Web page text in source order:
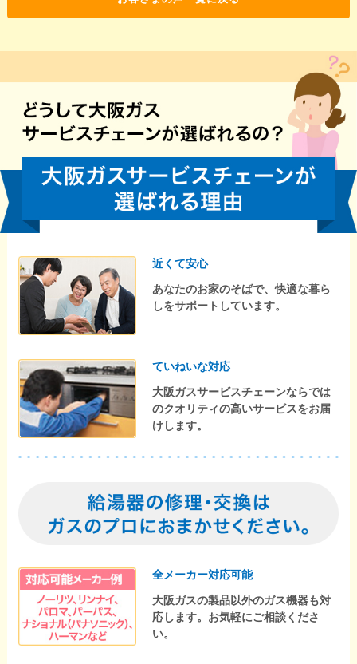
近くて安心
あなたのお家のそばで、快適な暮ら
しをサポートしています。
ていねいな対応
大阪ガスサービスチェーンならでは
のクオリティの高いサービスをお届
けします。
全メーカー対応可能
大阪ガスの製品以外のガス機器も対
応します。お気軽にご相談くださ
い。